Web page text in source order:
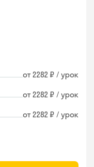
от 2282 ₽ / урок
от 2282 ₽ / урок
от 2282 ₽ / урок